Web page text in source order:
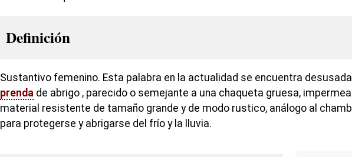
Definición
Sustantivo femenino. Esta palabra en la actualidad se encuentra
prenda de abrigo , parecido o semejante a una chaqueta gruesa,
material resistente de tamaño grande y de modo rustico, análogo al
para protegerse y abrigarse del frío y la lluvia.